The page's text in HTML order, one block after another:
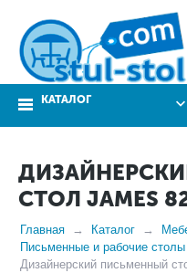
КАТАЛОГ
СТОЛ JAMES
Главная Каталог
Письменные и рабочие столы
Дизайнерский письменный